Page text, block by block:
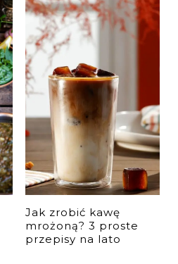
Jak zrobić kawę
mrożoną? 3 proste
przepisy na lato